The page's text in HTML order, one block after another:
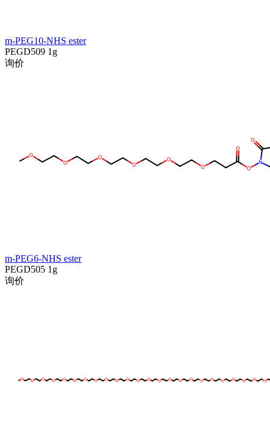
m-PEG10-NHS ester
PEGD509 1g
询价
m-PEG6-NHS ester
PEGD505 1g
询价